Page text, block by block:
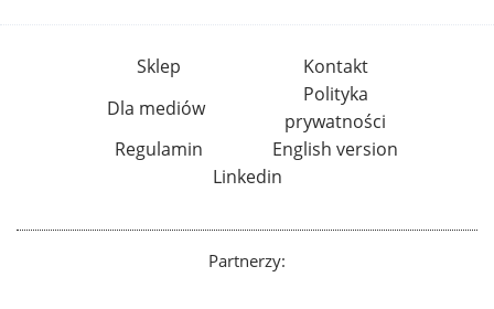
Sklep
Kontakt
Dla mediów
Polityka
prywatności
Regulamin
English version
Linkedin
Partnerzy: